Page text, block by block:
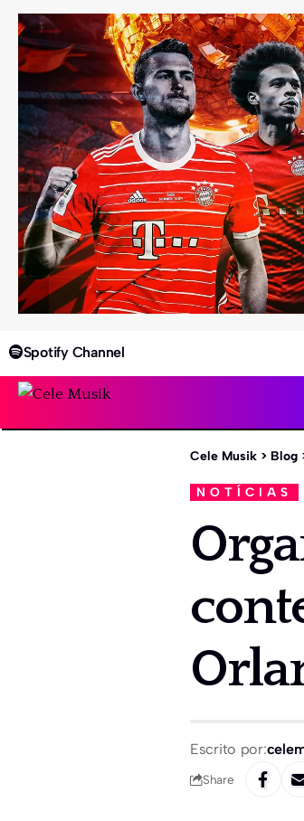
Spotify Channel
Cele Musik > Blog
NOTÍCIAS
Escrito por:
Share